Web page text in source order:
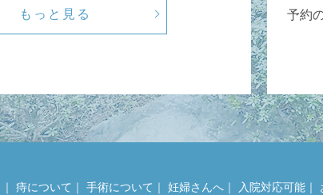
もっと見る
予約
｜ 痔について ｜ 手術について ｜ 妊婦さんへ ｜ 入院対応可能 ｜